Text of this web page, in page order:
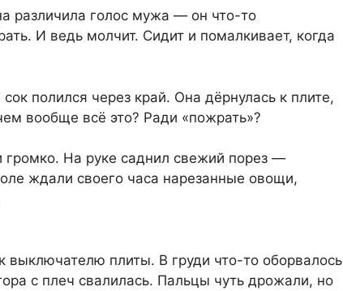
различила голос мужа — он что-то
И ведь молчит. Сидит и помалкивает, когда
полился через край. Она дёрнулась к плите,
вообще всё это? Ради «пожрать»?
громко. На руке саднил свежий порез —
ждали своего часа нарезанные овощи,
выключателю плиты. В груди что-то оборвалось
с плеч свалилась. Пальцы чуть дрожали, но